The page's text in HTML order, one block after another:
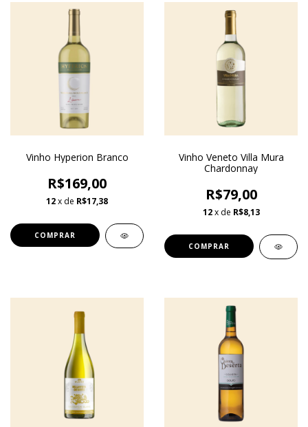
Vinho Hyperion Branco
R$169,00
12x de R$17,38
Vinho Veneto Villa Mura
Chardonnay
R$79,00
12 x de R$8,13